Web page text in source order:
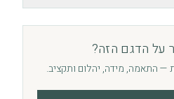
על הדגם הזה?
— התאמה, מידה, יהלום ותקציב.